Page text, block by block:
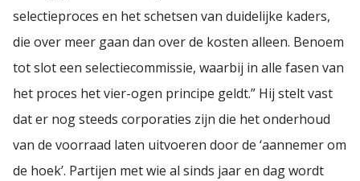
selectieproces en het schetsen van duidelijke kaders,
die over meer gaan dan over de kosten alleen. Benoem
tot slot een selectiecommissie, waarbij in alle fasen van
het proces het vier-ogen principe geldt.” Hij stelt vast
dat er nog steeds corporaties zijn die het onderhoud
van de voorraad laten uitvoeren door de ‘aannemer om
de hoek’. Partijen met wie al sinds jaar en dag wordt